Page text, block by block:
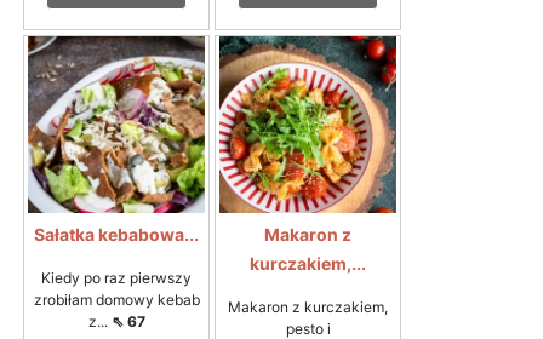
Sałatka kebabowa...
Kiedy po raz pierwszy
zrobiłam domowy kebab
z... ⇖ 67
Makaron z
kurczakiem,...
Makaron z kurczakiem,
pesto i